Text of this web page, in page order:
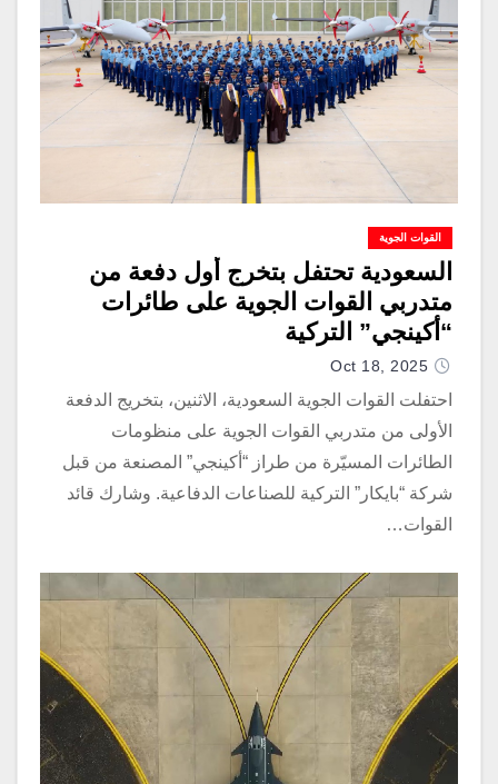
القوات الجوية
السعودية تحتفل بتخرج أول دفعة من
متدربي القوات الجوية على طائرات
“أكينجي” التركية
Oct 18, 2025
احتفلت القوات الجوية السعودية، الاثنين، بتخريج الدفعة
الأولى من متدربي القوات الجوية على منظومات
الطائرات المسيّرة من طراز “أكينجي” المصنعة من قبل
شركة “بايكار” التركية للصناعات الدفاعية. وشارك قائد
القوات…